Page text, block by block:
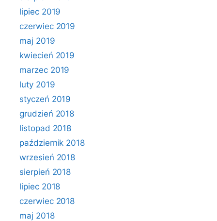
lipiec 2019
czerwiec 2019
maj 2019
kwiecień 2019
marzec 2019
luty 2019
styczeń 2019
grudzień 2018
listopad 2018
październik 2018
wrzesień 2018
sierpień 2018
lipiec 2018
czerwiec 2018
maj 2018